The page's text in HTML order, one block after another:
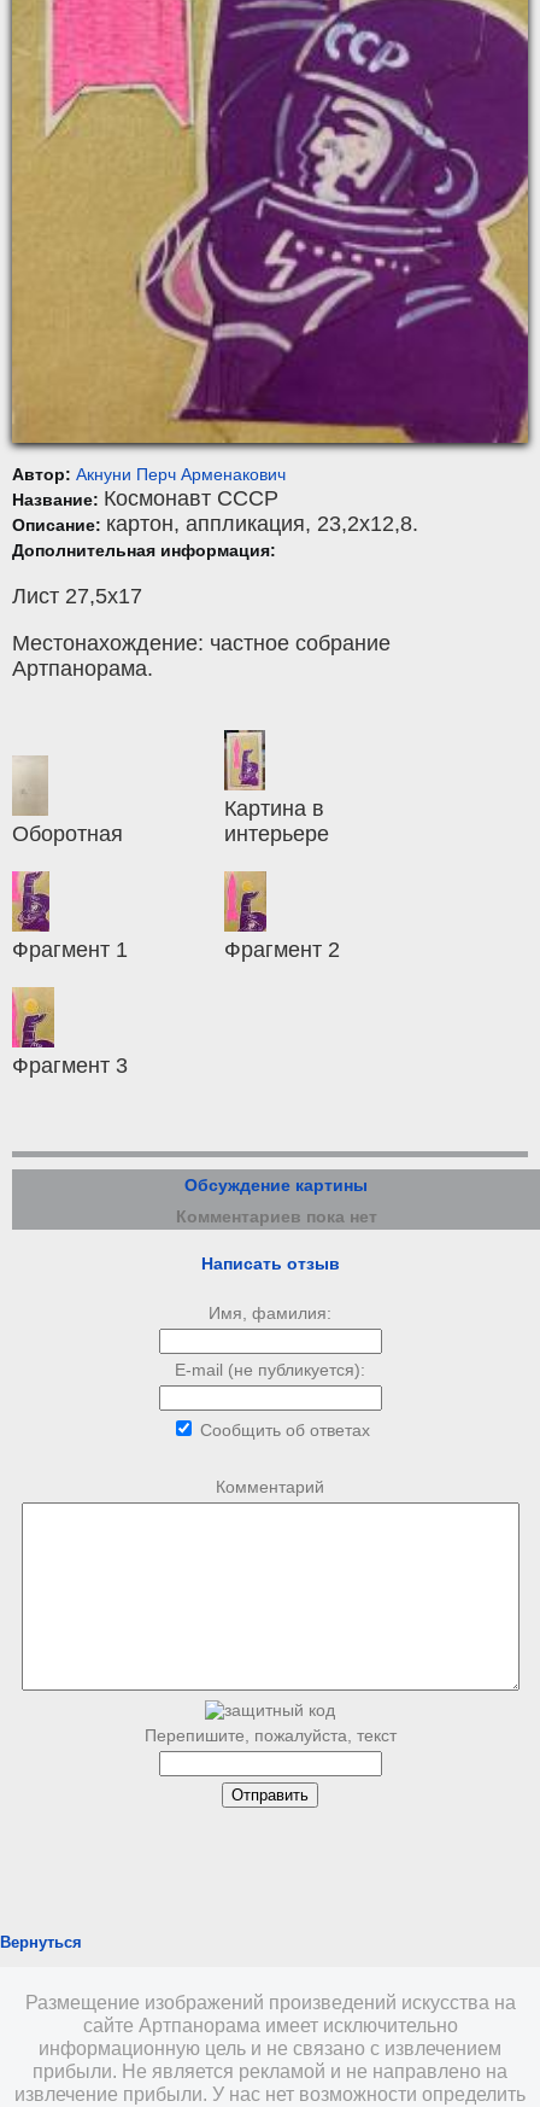
Автор: Акнуни Перч Арменакович
Название: Космонавт СССР
Описание: картон, аппликация, 23,2x12,8.
Дополнительная информация:
Лист 27,5х17
Местонахождение: частное собрание
Артпанорама.
Оборотная
Картина в
интерьере
Фрагмент 1 Фрагмент 2
Фрагмент 3
Обсуждение картины
Комментариев пока нет
Написать отзыв
Имя, фамилия:
E-mail (не публикуется):
Сообщить об ответах
Комментарий
Перепишите, пожалуйста, текст
Вернуться
Размещение изображений произведений искусства на
сайте Артпанорама имеет исключительно
информационную цель и не связано с извлечением
прибыли. Не является рекламой и не направлено на
извлечение прибыли. У нас нет возможности определить